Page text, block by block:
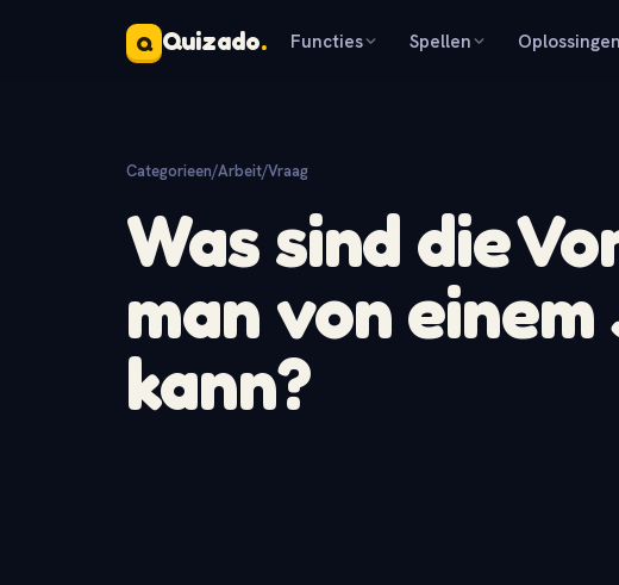
Q Quizado. Functies Spellen Oplossingen
Categorieen/Arbeit/Vraag
Was sind die
man von
kann?